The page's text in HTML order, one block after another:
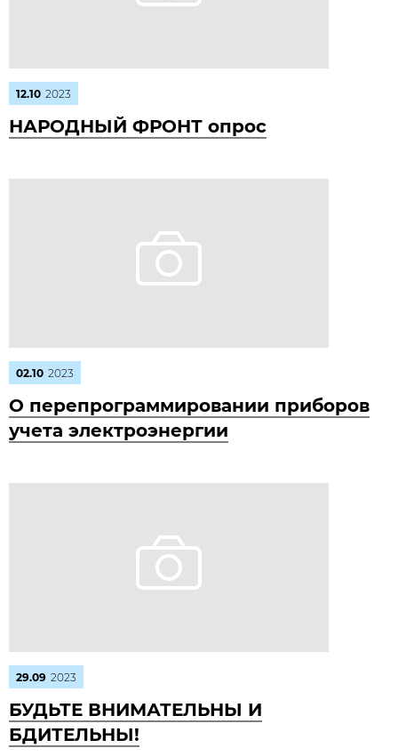
12.10 2023
НАРОДНЫЙ ФРОНТ опрос
02.10 2023
О перепрограммировании приборов
учета электроэнергии
29.09 2023
БУДЬТЕ ВНИМАТЕЛЬНЫ И
БДИТЕЛЬНЫ!